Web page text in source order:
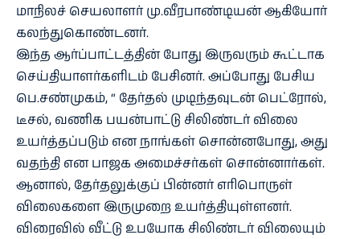
மாநிலச் செயலாளர் மு.வீரபாண்டியன் ஆகியோர்
கலந்துகொண்டனர்.
இந்த ஆர்ப்பாட்டத்தின் போது இருவரும் கூட்டாக
செய்தியாளர்களிடம் பேசினர். அப்போது பேசிய
பெ.சண்முகம், “ தேர்தல் முடிந்தவுடன் பெட்ரோல்,
டீசல், வணிக பயன்பாட்டு சிலிண்டர் விலை
உயர்த்தப்படும் என நாங்கள் சொன்னபோது, அது
வதந்தி என பாஜக அமைச்சர்கள் சொன்னார்கள்.
ஆனால், தேர்தலுக்குப் பின்னர் எரிபொருள்
விலைகளை இருமுறை உயர்த்தியுள்ளனர்.
விரைவில் வீட்டு உபயோக சிலிண்டர் விலையும்